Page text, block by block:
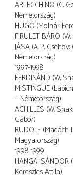
ARLECCHINO (C.
Németország)
HUGÓ (Molnár
FIRULET BÁRO
JÁSA (A. P.
Németország)
1997-1998
FERDINÁND (W.
MISTINGUE
– Németország)
ACHILLES (W.
Gábor)
RUDOLF (Madách
Magyarország)
1998-1999
HANGAI
Keresztes Attila)